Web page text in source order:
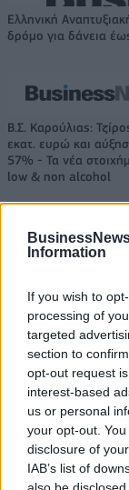
Information
If you wish to
processing of
targeted
section to
opt-out request
interest-based
us or personal
your opt-out.
disclosure of
IAB’s list of
also be
Ελληνική
δρόμο για δάνεια
Β.Σ. Καρούλιας:
εκατ. ευρώ και
57% - Τα νέα
low & non alcohol
Το FIAT 500 Hybrid
18.990 ευρώ
18η συνεχόμενη
FTSE4Good